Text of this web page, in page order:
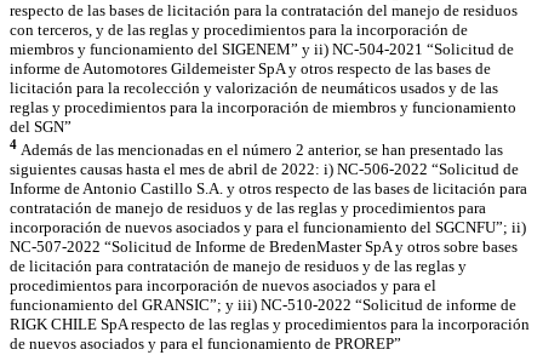
respecto de las bases de licitación para la contratación del manejo de residuos
con terceros, y de las reglas y procedimientos para la incorporación de
miembros y funcionamiento del SIGENEM” y ii) NC-504-2021 “Solicitud de
informe de Automotores Gildemeister SpA y otros respecto de las bases de
licitación para la recolección y valorización de neumáticos usados y de las
reglas y procedimientos para la incorporación de miembros y funcionamiento
del SGN”
4 Además de las mencionadas en el número 2 anterior, se han presentado las
siguientes causas hasta el mes de abril de 2022: i) NC-506-2022 “Solicitud de
Informe de Antonio Castillo S.A. y otros respecto de las bases de licitación para
contratación de manejo de residuos y de las reglas y procedimientos para
incorporación de nuevos asociados y para el funcionamiento del SGCNFU”; ii)
NC-507-2022 “Solicitud de Informe de BredenMaster SpA y otros sobre bases
de licitación para contratación de manejo de residuos y de las reglas y
procedimientos para incorporación de nuevos asociados y para el
funcionamiento del GRANSIC”; y iii) NC-510-2022 “Solicitud de informe de
RIGK CHILE SpA respecto de las reglas y procedimientos para la incorporación
de nuevos asociados y para el funcionamiento de PROREP”